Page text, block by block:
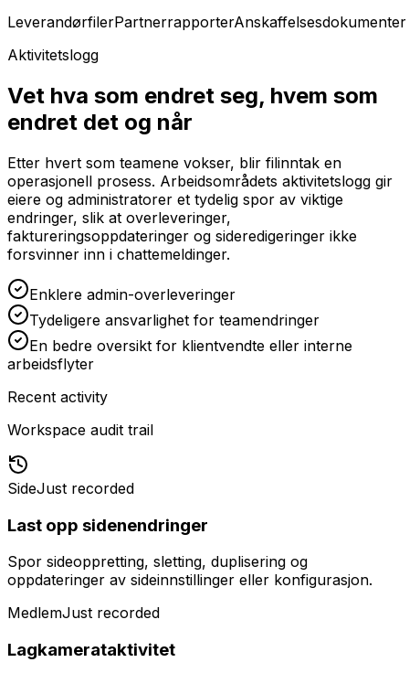
LeverandørfilerPartnerrapporterAnskaffelsesdokumenter
Aktivitetslogg
Vet hva som endret seg, hvem som
endret det og når
Etter hvert som teamene vokser, blir filinntak en
operasjonell prosess. Arbeidsområdets aktivitetslogg gir
eiere og administratorer et tydelig spor av viktige
endringer, slik at overleveringer,
faktureringsoppdateringer og sideredigeringer ikke
forsvinner inn i chattemeldinger.
Enklere admin-overleveringer
Tydeligere ansvarlighet for teamendringer
En bedre oversikt for klientvendte eller interne
arbeidsflyter
Recent activity
Workspace audit trail
SideJust recorded
Last opp sidenendringer
Spor sideoppretting, sletting, duplisering og
oppdateringer av sideinnstillinger eller konfigurasjon.
MedlemJust recorded
Lagkamerataktivitet